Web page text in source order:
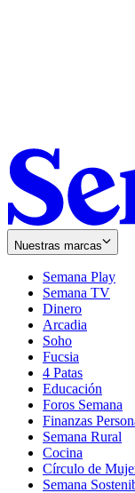
Nuestras marcas
Semana Play
Semana TV
Dinero
Arcadia
Soho
in
new
window
Fucsia
in
new
window
4 Patas
Educación
Foros Semana
Finanzas
Semana Rural
Cocina
Círculo de
Semana